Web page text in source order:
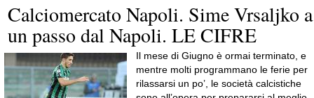
Calciomercato Napoli. Sime Vrsaljko a
un passo dal Napoli. LE CIFRE
Il mese di Giugno è ormai terminato, e
mentre molti programmano le ferie per
rilassarsi un po’, le società calcistiche